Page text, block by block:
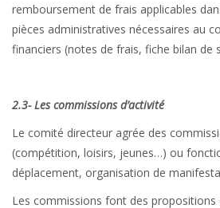
remboursement de frais applicables
pièces administratives nécessaires au
financiers (notes de frais, fiche bilan de
2.3- Les commissions d’activité
Le comité directeur agrée des
(compétition, loisirs, jeunes…) ou
déplacement, organisation de
Les commissions font des